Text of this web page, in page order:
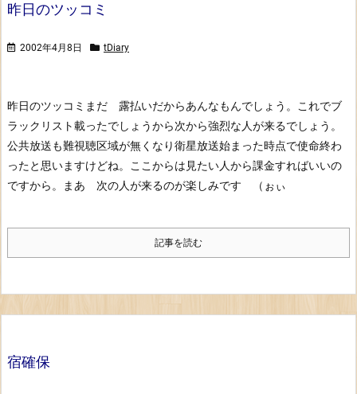
昨日のツッコミ
2002年4月8日 tDiary
昨日のツッコミ まだ 露払いだからあんなもんでしょう。これでブ
ラックリスト載ったでしょうから次から強烈な人が来るでしょう。
公共放送も難視聴区域が無くなり衛星放送始まった時点で使命終わ
ったと思いますけどね。 ここからは見たい人から課金すればいいの
ですから。
まあ 次の人が来るのが楽しみです （ぉぃ
記事を読む
宿確保